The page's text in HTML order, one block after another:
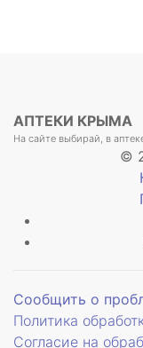
АПТЕКИ КРЫМА
На сайте выбирай, в
©
Сообщить о
Политика
Согласие на